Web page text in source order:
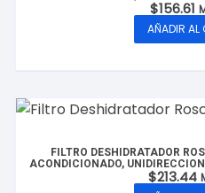
CLUXER,
$156.61
AÑADIR AL
FILTRO DESHIDRATADOR
ACONDICIONADO,
MODELO:
$213.44